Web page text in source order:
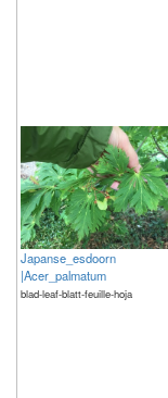
Japanse_esdoorn
|Acer_palmatum
blad-leaf-blatt-feuille-hoja